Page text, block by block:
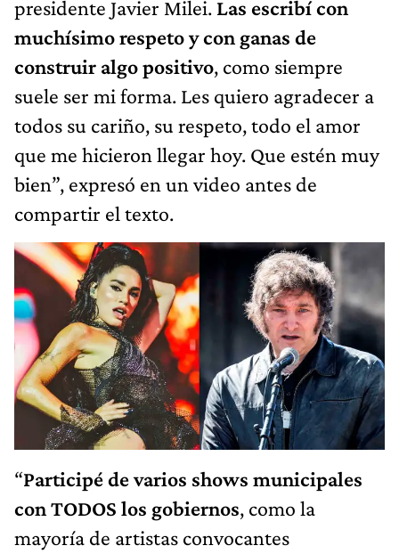
presidente Javier Milei. Las escribí con
muchísimo respeto y con ganas de
construir algo positivo, como siempre
suele ser mi forma. Les quiero agradecer a
todos su cariño, su respeto, todo el amor
que me hicieron llegar hoy. Que estén muy
bien”, expresó en un video antes de
compartir el texto.
“Participé de varios shows municipales
con TODOS los gobiernos, como la
mayoría de artistas convocantes